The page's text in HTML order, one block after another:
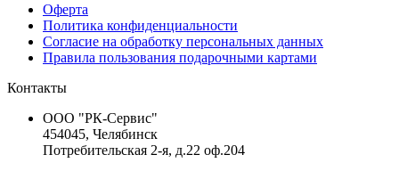
Оферта
Политика конфиденциальности
Согласие на обработку персональных данных
Правила пользования подарочными картами
Контакты
ООО "РК-Сервис"
454045, Челябинск
Потребительская 2-я, д.22 оф.204